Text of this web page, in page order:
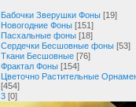
Бабочки Зверушки Фоны [19]
Новогодние Фоны [151]
Пасхальные фоны [18]
Сердечки Бесшовные фоны [53]
Ткани Бесшовные [76]
Фрактал Фоны [154]
Цветочно Растительные
[454]
3 [0]